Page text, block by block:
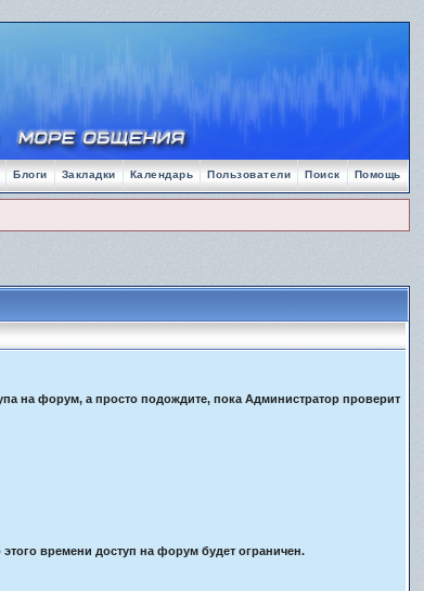
Помощь
Поиск
Пользователи
Календарь
Закладки
Блоги
на форум, а просто подождите, пока Администратор проверит
времени доступ на форум будет ограничен.